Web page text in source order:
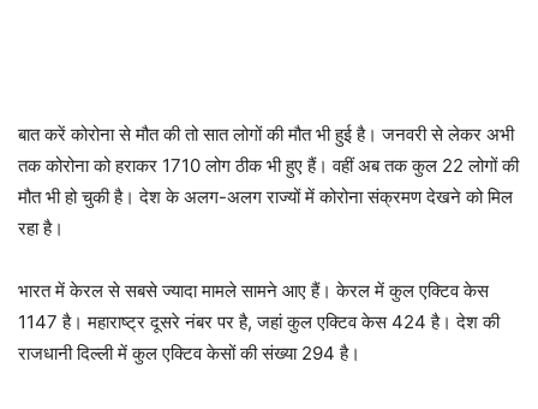
बात करें कोरोना से मौत की तो सात लोगों की मौत भी हुई है। जनवरी से लेकर अभी
तक कोरोना को हराकर 1710 लोग ठीक भी हुए हैं। वहीं अब तक कुल 22 लोगों की
मौत भी हो चुकी है। देश के अलग-अलग राज्यों में कोरोना संक्रमण देखने को मिल
रहा है।
भारत में केरल से सबसे ज्यादा मामले सामने आए हैं। केरल में कुल एक्टिव केस
1147 है। महाराष्ट्र दूसरे नंबर पर है, जहां कुल एक्टिव केस 424 है। देश की
राजधानी दिल्ली में कुल एक्टिव केसों की संख्या 294 है।